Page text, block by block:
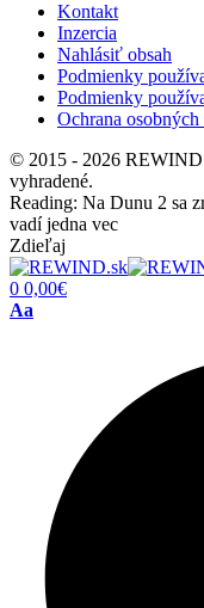
Kontakt
Inzercia
Nahlásiť obsah
Podmienky
Podmienky
Ochrana
© 2015 - 2026
vyhradené.
Reading: Na Dunu 2 sa
vadí jedna vec
Zdieľaj
0 0,00€
Font
Aa